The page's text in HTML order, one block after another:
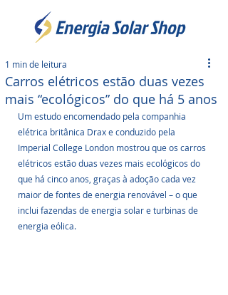
Carros elétricos estão duas vezes
mais “ecológicos” do que há 5 anos
1 min de leitura
Um estudo encomendado pela companhia
elétrica britânica Drax e conduzido pela
Imperial College London mostrou que os carros
elétricos estão duas vezes mais ecológicos do
que há cinco anos, graças à adoção cada vez
maior de fontes de energia renovável – o que
inclui fazendas de energia solar e turbinas de
energia eólica.